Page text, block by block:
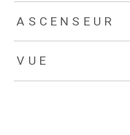
ASCENSEUR
VUE